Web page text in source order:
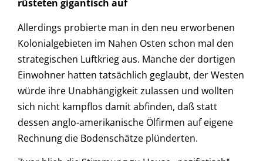
rüsteten gigantisch auf
Allerdings probierte man in den neu erworbenen
Kolonialgebieten im Nahen Osten schon mal den
strategischen Luftkrieg aus. Manche der dortigen
Einwohner hatten tatsächlich geglaubt, der Westen
würde ihre Unabhängigkeit zulassen und wollten
sich nicht kampflos damit abfinden, daß statt
dessen anglo-amerikanische Ölfirmen auf eigene
Rechnung die Bodenschätze plünderten.